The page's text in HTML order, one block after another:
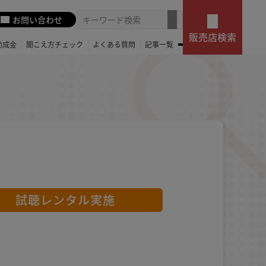
お問い合わせ
成金 聞こえ方チェック よくある質問 記事一覧
販売店検索
試聴レンタル実施